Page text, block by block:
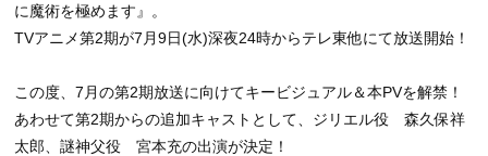
に魔術を極めます』。
TVアニメ第2期が7月9日(水)深夜24時からテレ東他にて放送開始！
この度、7月の第2期放送に向けてキービジュアル＆本PVを解禁！
あわせて第2期からの追加キャストとして、ジリエル役 森久保祥
太郎、謎神父役 宮本充の出演が決定！